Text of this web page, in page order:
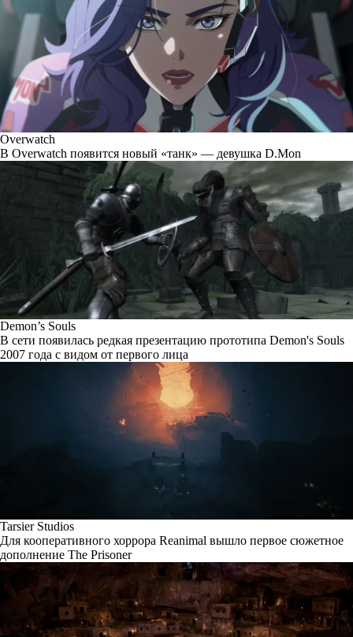
Overwatch
В Overwatch появится новый «танк» — девушка D.Mon
Demon’s Souls
В сети появилась редкая презентацию прототипа Demon's Souls
2007 года с видом от первого лица
Tarsier Studios
Для кооперативного хоррора Reanimal вышло первое сюжетное
дополнение The Prisoner